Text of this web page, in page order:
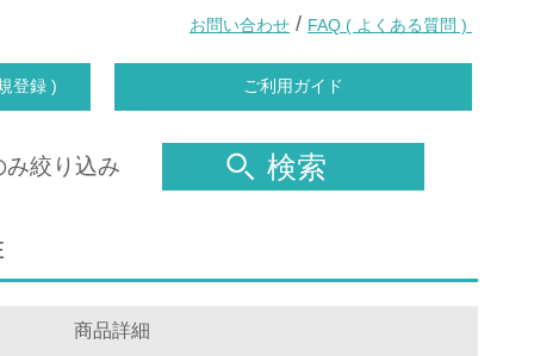
お問い合わせ / FAQ ( よくある質問 )
登録 ) ご利用ガイド
み絞り込み 検索
商品詳細